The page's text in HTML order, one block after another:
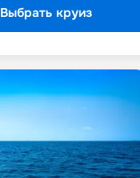
Выбрать круиз